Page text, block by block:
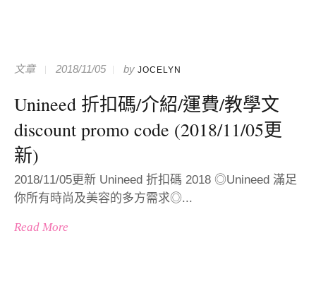
文章 2018/11/05 by JOCELYN
Unineed 折扣碼/介紹/運費/教學文
discount promo code (2018/11/05更
新)
2018/11/05更新 Unineed 折扣碼 2018 ◎Unineed 滿足
你所有時尚及美容的多方需求◎...
Read More